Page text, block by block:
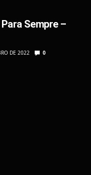
Sempre –
DE 2022 0